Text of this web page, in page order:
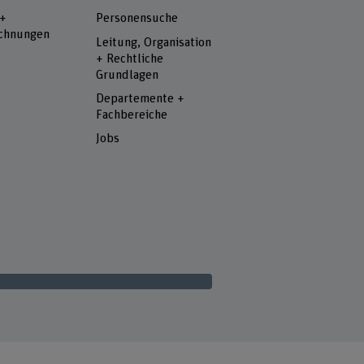
Personensuche
Leitung, Organisation
+ Rechtliche
Grundlagen
Departemente +
Fachbereiche
Jobs